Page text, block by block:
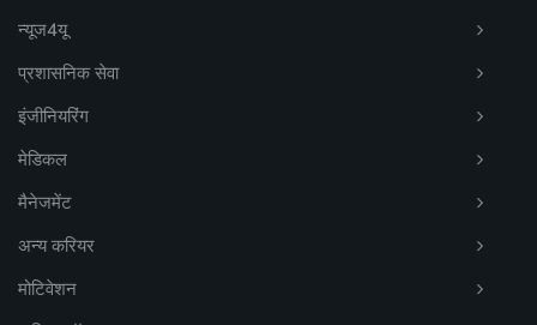
न्यूज4यू
प्रशासनिक सेवा
इंजीनियरिंग
मेडिकल
मैनेजमेंट
अन्य करियर
मोटिवेशन